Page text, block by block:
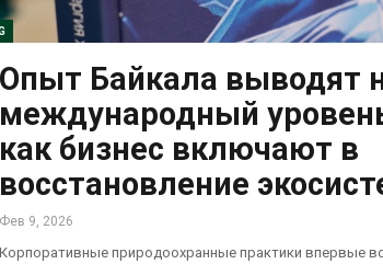
Опыт Байкала выводят
международный
как бизнес включают в
восстановление
Фев 9, 2026
Корпоративные природоохранные практики впервые